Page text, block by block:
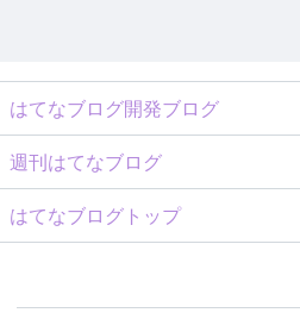
はてなブログ開発ブログ
週刊はてなブログ
はてなブログトップ